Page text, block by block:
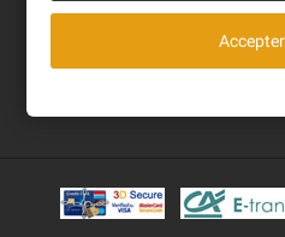
J'ai lu et accepte la
données de ce site